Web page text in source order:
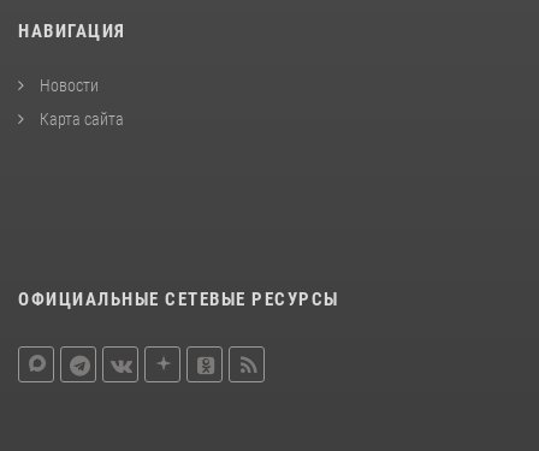
НАВИГАЦИЯ
Новости
Карта сайта
ОФИЦИАЛЬНЫЕ СЕТЕВЫЕ РЕСУРСЫ